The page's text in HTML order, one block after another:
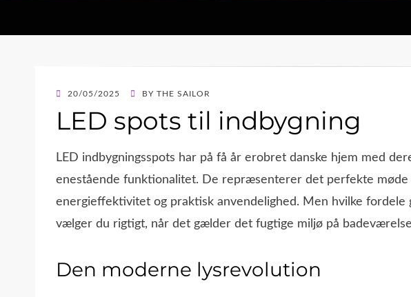
POSTED
20/05/2025 BY THE SAILOR
LED spots til indbygning
LED indbygningsspots har på få år erobret danske hjem med
enestående funktionalitet. De repræsenterer det perfekte
energieffektivitet og praktisk anvendelighed. Men hvilke fordele
vælger du rigtigt, når det gælder det fugtige miljø på
Den moderne lysrevolution